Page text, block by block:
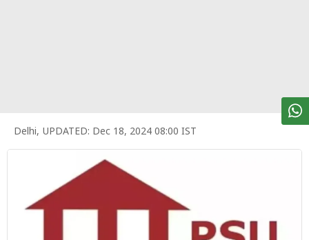
बाज़ार
ट्रेंडिंग
Delhi, UPDATED: Dec 18, 2024 08:00 IST